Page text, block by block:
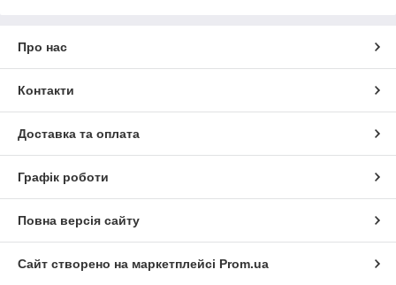
Про нас
Контакти
Доставка та оплата
Графік роботи
Повна версія сайту
Сайт створено на маркетплейсі Prom.ua